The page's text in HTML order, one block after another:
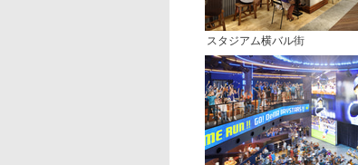
スタジアム横バル街